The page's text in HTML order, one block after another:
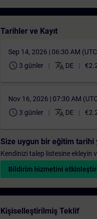
Tarihler ve Kayıt
Sep 14, 2026 | 06:30 AM
schedule 3 günler translate DE
Nov 16, 2026 | 07:30 AM
schedule 3 günler translate DE
Size uygun bir eğitim tarihi
Kendinizi talep listesine ekleyin
Bildirim hizmetini
Kişiselleştirilmiş Teklif